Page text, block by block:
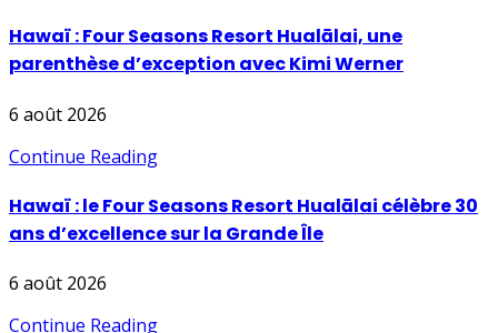
Hawaï : Four Seasons Resort Hualālai, une
parenthèse d’exception avec Kimi Werner
6 août 2026
Continue Reading
Hawaï : le Four Seasons Resort Hualālai célèbre 30
ans d’excellence sur la Grande Île
6 août 2026
Continue Reading